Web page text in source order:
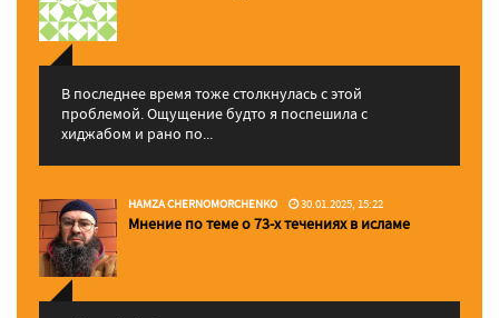
В последнее время тоже столкнулась с этой
проблемой. Ощущение будто я поспешила с
хиджабом и рано по...
HAMZA CHERNOMORCHENKO 30.01.2025, 15:22
Мнение по теме о 73-х течениях в исламе